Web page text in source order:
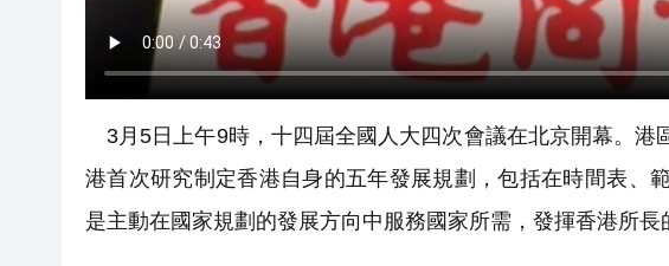
3月5日上午9時，十四屆全國人大四次會議在北京開幕。港
港首次研究制定香港自身的五年發展規劃，包括在時間表、
是主動在國家規劃的發展方向中服務國家所需，發揮香港所長